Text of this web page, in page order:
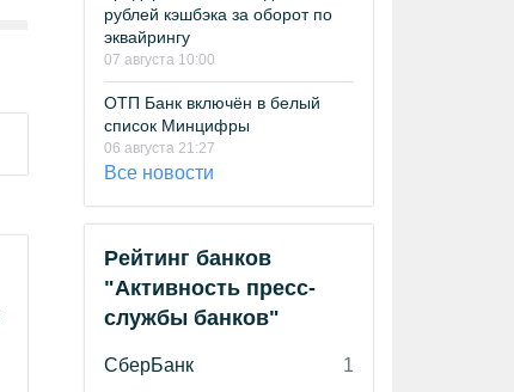
рублей кэшбэка за оборот по
эквайрингу
07 августа 10:00
ОТП Банк включён в белый
список Минцифры
06 августа 21:27
Все новости
Рейтинг банков
"Активность пресс-
службы банков"
СберБанк
1